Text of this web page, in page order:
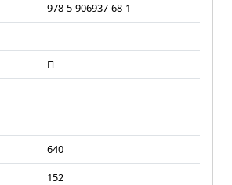
978-5-906937-68-1
П
640
152